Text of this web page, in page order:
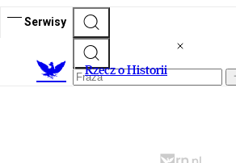
Serwisy
Rzecz o Historii